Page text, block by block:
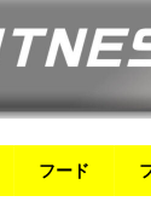
フード